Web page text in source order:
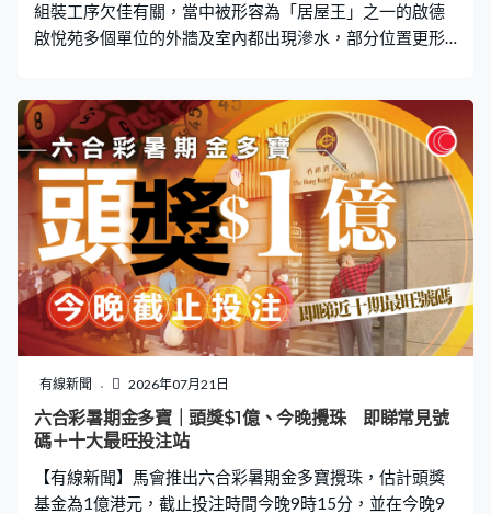
組裝工序欠佳有關，當中被形容為「居屋王」之一的啟德
啟悅苑多個單位的外牆及室內都出現滲水，部分位置更形
悅苑早於去年十及十一月已安排業主收樓，業主樊先生向
《一線搜查》表示在今年2月底首先發現廚房窗邊有滴水，
其後廚房與浴室連接的牆角位亦出現滲水。他第一時間通
知物業管理處，但問題持續未解決。原本計劃5月入伙的單
位因滲水問題遲遲未能裝修，連新訂製的傢俬亦因存放期
過長而產生額外費用，最終被迫運入單位。 上月底，政府
外判公司曾到場鏟走鐘乳石進行化驗，惟僅隔數星期，鐘
乳石已再次生長。相關問題更並非個別單位獨有，隔離單
位的廚房及廁所牆角位亦出現甩皮，天花板有大片水漬；
樓上單位亦有類似滲水跡象。多個單位業主合作，希望盡
快找出問題根源，但房屋署一直未提供詳細報告。 房屋署
早前回覆傳媒查詢時表示，業主於去年10至11月收樓及執
收時並無報告滲水問題。今年3月底收到投訴後，已安排工
座廁，懷疑裝修損壞防水層，導致樓下
有線新聞 2026年07月21日
六合彩暑期金多寶｜頭獎$1億、今晚攪珠 即睇常見號
碼＋十大最旺投注站
【有線新聞】馬會推出六合彩暑期金多寶攪珠，估計頭獎
基金為1億港元，截止投注時間今晚9時15分，並在今晚9